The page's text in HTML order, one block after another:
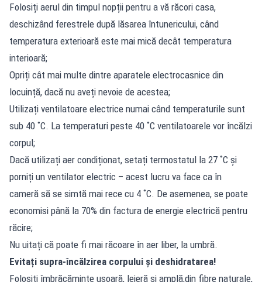
Folosiți aerul din timpul nopții pentru a vă răcori casa,
deschizând ferestrele după lăsarea întunericului, când
temperatura exterioară este mai mică decât temperatura
interioară;
Opriți cât mai multe dintre aparatele electrocasnice din
locuință, dacă nu aveți nevoie de acestea;
Utilizați ventilatoare electrice numai când temperaturile sunt
sub 40 ˚C. La temperaturi peste 40 ˚C ventilatoarele vor încălzi
corpul;
Dacă utilizați aer condiționat, setați termostatul la 27 ˚C și
porniți un ventilator electric – acest lucru va face ca în
cameră să se simtă mai rece cu 4 ˚C. De asemenea, se poate
economisi până la 70% din factura de energie electrică pentru
răcire;
Nu uitați că poate fi mai răcoare în aer liber, la umbră.
Evitați supra-încălzirea corpului și deshidratarea!
Folosiți îmbrăcăminte ușoară, lejeră și amplă,din fibre naturale,